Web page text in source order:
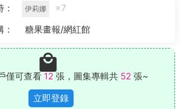
伊莉娜
×7
糖果畫報/網紅館
僅可查看 12 張，圖集專輯共 52 張~
立即登錄